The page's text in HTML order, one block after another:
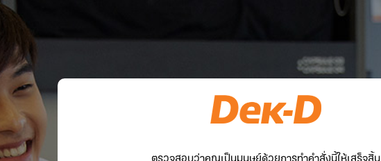
ตรวจสอบว่าคุณเป็นมนุษย์ด้วยการทำคำสั่งนี้ให้เสร็จสิ้น